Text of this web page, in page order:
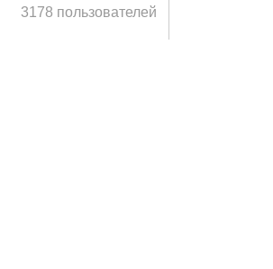
3178 пользователей